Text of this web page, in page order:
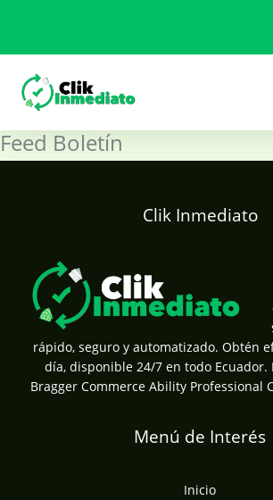
Feed Boletín
Clik Inmediato
rápido, seguro y automatizado. Obtén
día, disponible 24/7 en todo Ecuador.
Bragger Commerce Ability Professional
Menú de Interés
Inicio